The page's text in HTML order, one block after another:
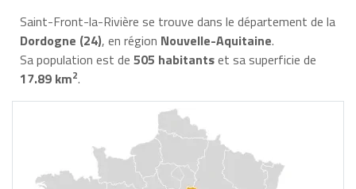
Saint-Front-la-Rivière se trouve dans le département de la
Dordogne (24), en région Nouvelle-Aquitaine.
Sa population est de 505 habitantset sa superficie de
17.89 km2.